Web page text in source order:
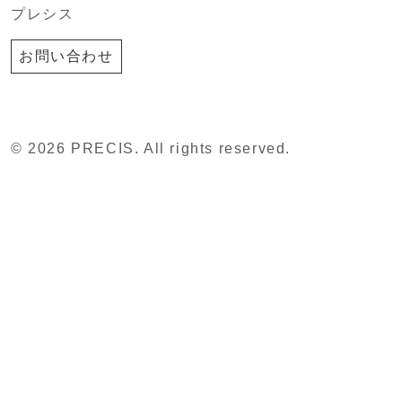
プレシス
お問い合わせ
© 2026 PRECIS. All rights reserved.